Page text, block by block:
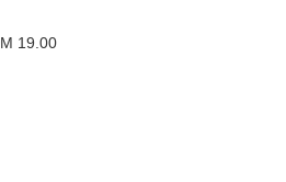
19.00